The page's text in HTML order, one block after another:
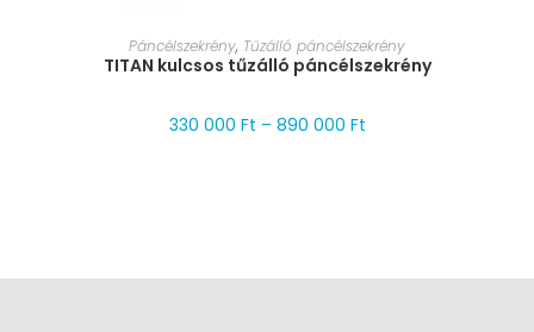
MÉRET VÁLASZTÁSA
Páncélszekrény, Tűzálló páncélszekrény
TITAN kulcsos tűzálló páncélszekrény
330 000 Ft – 890 000 Ft